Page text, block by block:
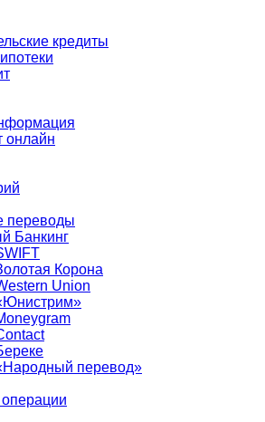
кредиты
онлайн
переводы
Банкинг
Корона
Union
перевод»